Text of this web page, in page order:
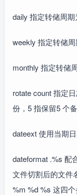
daily 指定转储周期
weekly 指定转储
monthly 指定转储
rotate count 指定
份，5 指保留5 个
dateext 使用当期
dateformat .%s 配
文件切割后的文件
%m %d %s 这四